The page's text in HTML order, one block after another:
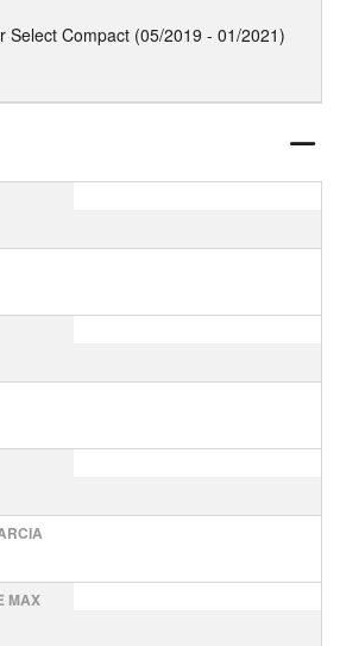
Select Compact (05/2019 - 01/2021)
MAX